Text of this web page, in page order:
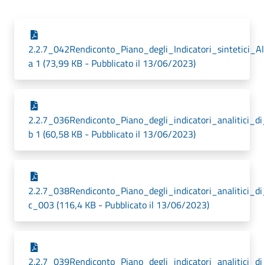
a 1 (73,99 KB - Pubblicato il 13/06/2023)
b 1 (60,58 KB - Pubblicato il 13/06/2023)
c_003 (116,4 KB - Pubblicato il 13/06/2023)